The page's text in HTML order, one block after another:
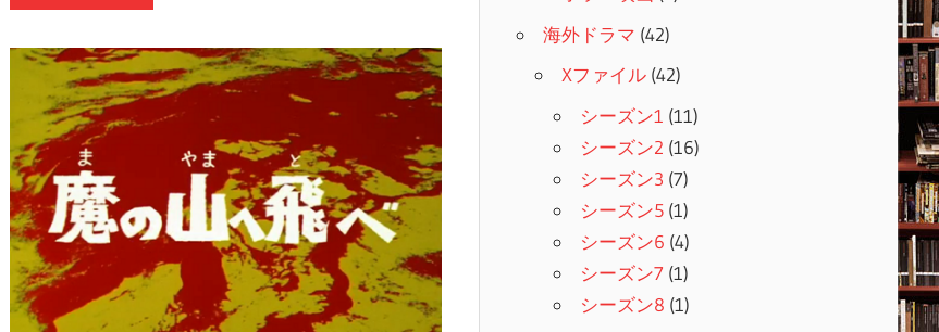
海外ドラマ (42)
Xファイル(42)
シーズン1 (11)
シーズン2 (16)
シーズン3 (7)
シーズン5(1)
シーズン6 (4)
シーズン7 (1)
シーズン8 (1)